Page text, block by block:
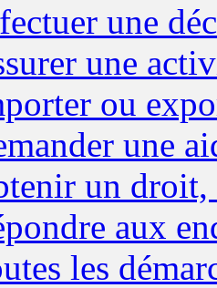
une
une
ou
une
un droit,
aux
les